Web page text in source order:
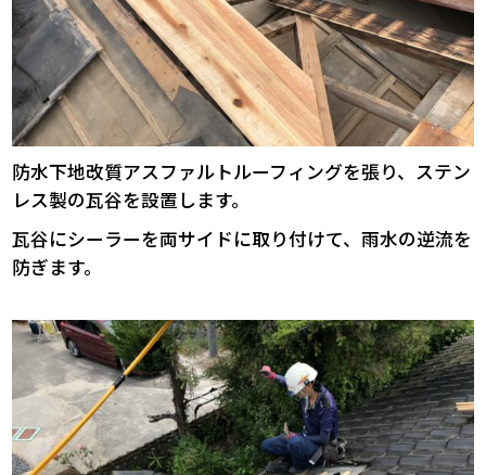
防水下地改質アスファルトルーフィングを張り、ステン
レス製の瓦谷を設置します。
瓦谷にシーラーを両サイドに取り付けて、雨水の逆流を
防ぎます。